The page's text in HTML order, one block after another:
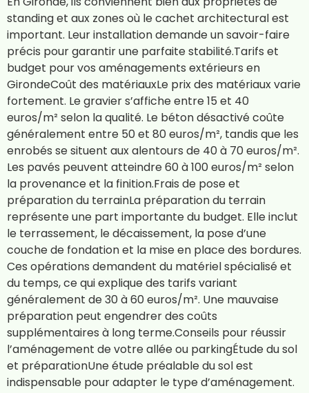
standing et aux zones où le cachet architectural est
important. Leur installation demande un savoir-faire
précis pour garantir une parfaite stabilité.Tarifs et
budget pour vos aménagements extérieurs en
GirondeCoût des matériauxLe prix des matériaux varie
fortement. Le gravier s’affiche entre 15 et 40
euros/m² selon la qualité. Le béton désactivé coûte
généralement entre 50 et 80 euros/m², tandis que les
enrobés se situent aux alentours de 40 à 70 euros/m².
Les pavés peuvent atteindre 60 à 100 euros/m² selon
la provenance et la finition.Frais de pose et
préparation du terrainLa préparation du terrain
représente une part importante du budget. Elle inclut
le terrassement, le décaissement, la pose d’une
couche de fondation et la mise en place des bordures.
Ces opérations demandent du matériel spécialisé et
du temps, ce qui explique des tarifs variant
généralement de 30 à 60 euros/m². Une mauvaise
préparation peut engendrer des coûts
supplémentaires à long terme.Conseils pour réussir
l’aménagement de votre allée ou parkingÉtude du sol
et préparationUne étude préalable du sol est
indispensable pour adapter le type d’aménagement.